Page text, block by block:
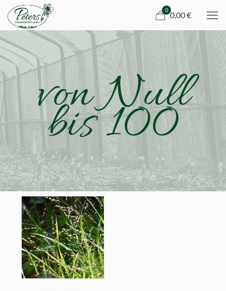
0
0,00 €
von Null
bis 100